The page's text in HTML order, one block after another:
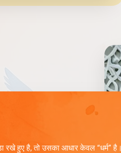
हुए है, तो उसका आधार केवल “धर्म” है।